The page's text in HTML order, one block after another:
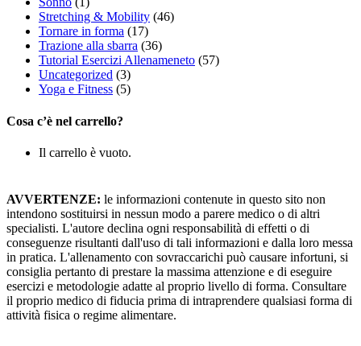
Stretching & Mobility (46)
Tornare in forma (17)
Trazione alla sbarra (36)
Tutorial Esercizi Allenameneto (57)
Uncategorized (3)
Yoga e Fitness (5)
Cosa c’è nel carrello?
Il carrello è vuoto.
AVVERTENZE: le informazioni contenute in questo sito non
intendono sostituirsi in nessun modo a parere medico o di altri
specialisti. L'autore declina ogni responsabilità di effetti o di
conseguenze risultanti dall'uso di tali informazioni e dalla loro messa
in pratica. L'allenamento con sovraccarichi può causare infortuni, si
consiglia pertanto di prestare la massima attenzione e di eseguire
esercizi e metodologie adatte al proprio livello di forma. Consultare
il proprio medico di fiducia prima di intraprendere qualsiasi forma di
attività fisica o regime alimentare.